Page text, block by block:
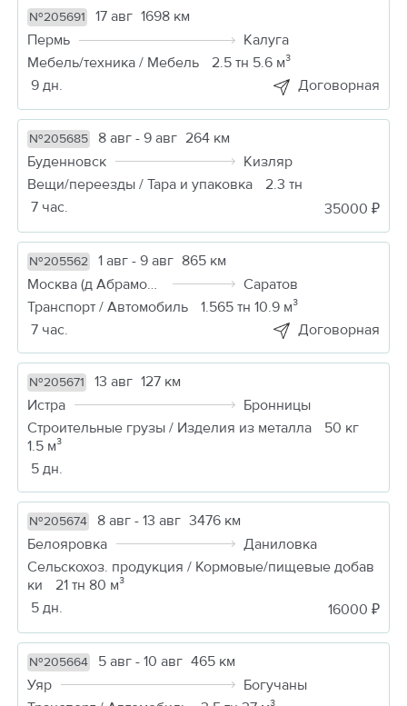
№205691 17 авг 1698 км
Пермь
Калуга
Мебель/техника / Мебель
2.5 тн 5.6 м³
9 дн.
Договорная
№205685 8 авг - 9 авг 264 км
Буденновск
Кизляр
Вещи/переезды / Тара и упаковка
2.3 тн
7 час.
35000 ₽
№205562 1 авг - 9 авг 865 км
Москва (д Абрамовка)
Саратов
Транспорт / Автомобиль
1.565 тн 10.9 м³
7 час.
Договорная
№205671 13 авг 127 км
Истра
Бронницы
Строительные грузы / Изделия из металла
50 кг
1.5 м³
5 дн.
№205674 8 авг - 13 авг 3476 км
Белояровка
Даниловка
Сельскохоз. продукция / Кормовые/пищевые добав
ки
21 тн 80 м³
5 дн.
16000 ₽
№205664 5 авг - 10 авг 465 км
Уяр
Богучаны